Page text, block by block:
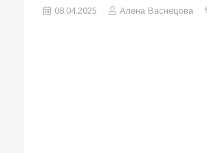
08.04.2025 Алена Васнецова